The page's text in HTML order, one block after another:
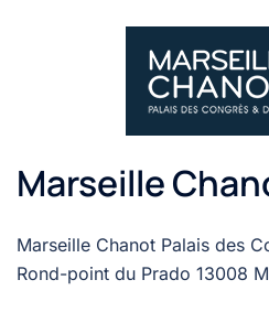
Marseille
Marseille Chanot Palais des
Rond-point du Prado 13008